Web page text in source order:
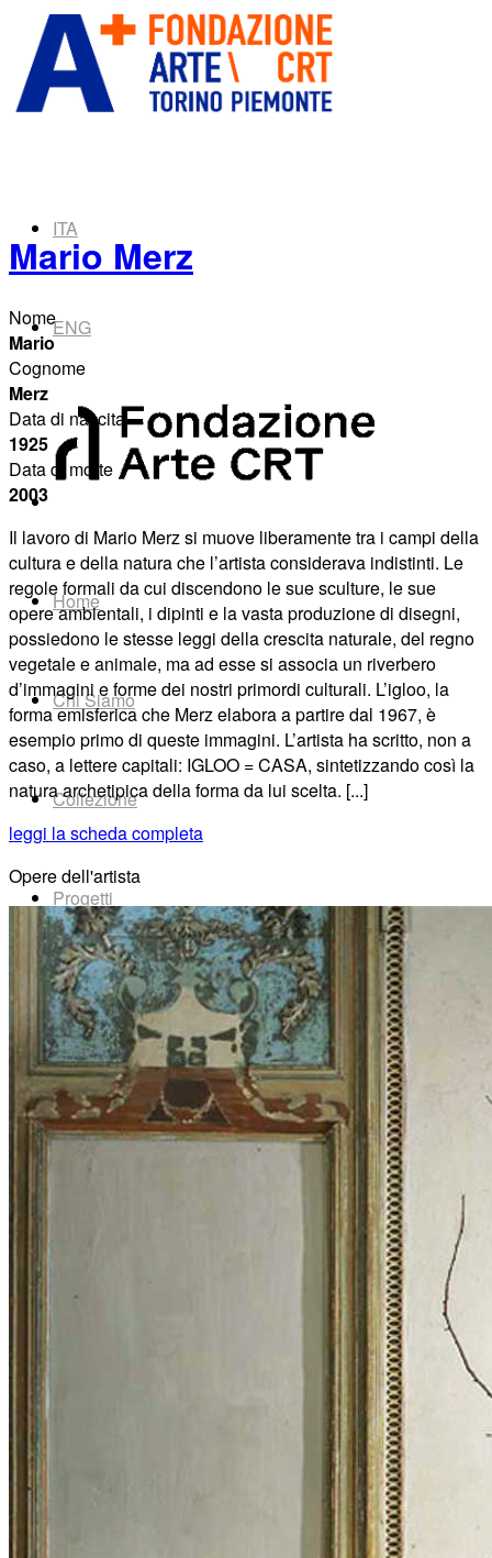
ITA
ENG
Home
Chi Siamo
Collezione
Progetti
News
Area Media
Mario Merz
Nome
Mario
Cognome
Merz
Data di nascita
1925
Data di morte
2003
Il lavoro di Mario Merz si muove liberamente tra i campi della
culturaedella naturache l’artistaconsiderava indistinti. Le
regole formali dacui discendono lesuesculture, lesue
opereambientali, i dipinti e la vasta produzione di disegni,
possiedono lestesse leggi della crescita naturale, del regno
vegetaleeanimale, maad essesi associa un riverbero
d’immaginieforme dei nostri primordi culturali. L’igloo, la
forma emisferica che Merzelaboraapartiredal 1967, è
esempioprimodi queste immagini. L’artista hascritto, non a
caso, a lettere capitali: IGLOO =CASA, sintetizzandocosì la
naturaarchetipicadellaformada lui scelta. [...]
leggi la scheda completa
Opere dell'artista